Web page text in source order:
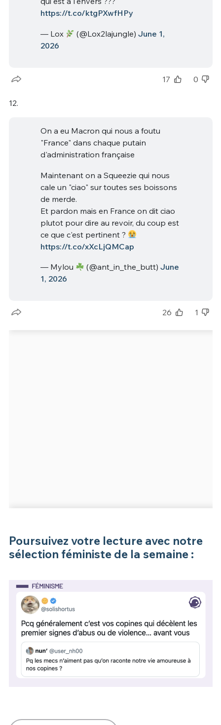
https://t.co/ktgPXwfHPy
— Lox (@Lox2lajungle) June 1,
2026
17 0
12.
On a eu Macron qui nous a foutu
"France" dans chaque putain
d'administration française
Maintenant on a Squeezie qui nous
cale un "ciao" sur toutes ses boissons
de merde.
Et pardon mais en France on dit ciao
plutot pour dire au revoir, du coup est
ce que c'est pertinent ?
https://t.co/xXcLjQMCap
— Mylou (@ant_in_the_butt) June
1, 2026
26 1
Poursuivez votre lecture avec notre
sélection féministe de la semaine :